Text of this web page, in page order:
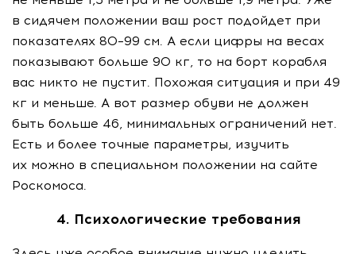
в сидячем положении ваш рост подойдет при
показателях 80–99 см. А если цифры на весах
показывают больше 90 кг, то на борт корабля
вас никто не пустит. Похожая ситуация и при 49
кг и меньше. А вот размер обуви не должен
быть больше 46, минимальных ограничений нет.
Есть и более точные параметры, изучить
их можно в специальном положении на сайте
Роскомоса.
4. Психологические требования